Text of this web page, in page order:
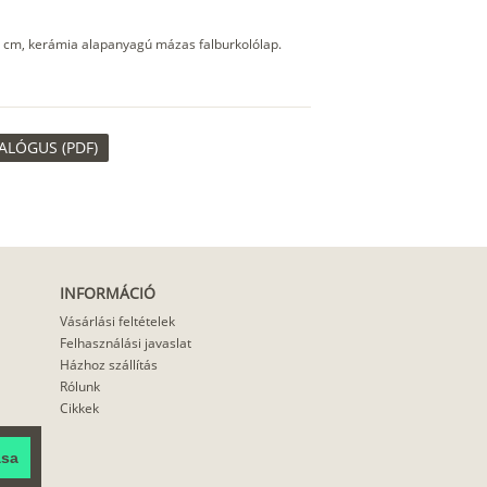
kerámia alapanyagú mázas falburkolólap.
(PDF)
INFORMÁCIÓ
Vásárlási feltételek
Felhasználási javaslat
Házhoz szállítás
Rólunk
Cikkek